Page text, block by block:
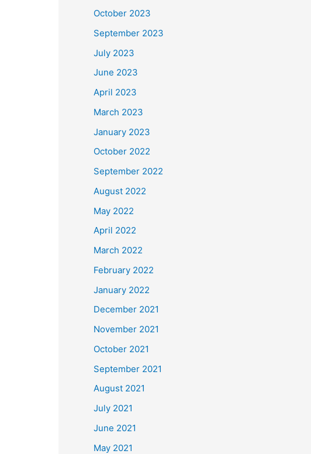
October 2023
September 2023
July 2023
June 2023
April 2023
March 2023
January 2023
October 2022
September 2022
August 2022
May 2022
April 2022
March 2022
February 2022
January 2022
December 2021
November 2021
October 2021
September 2021
August 2021
July 2021
June 2021
May 2021